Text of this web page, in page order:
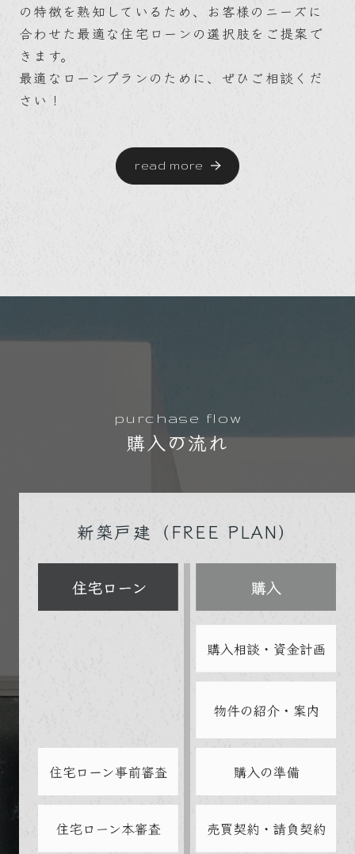
の特徴を熟知しているため、お客様のニーズに
合わせた最適な住宅ローンの選択肢をご提案で
きます。
最適なローンプランのために、ぜひご相談くだ
さい！
read more
purchase flow
購入の流れ
新築戸建（FREE PLAN）